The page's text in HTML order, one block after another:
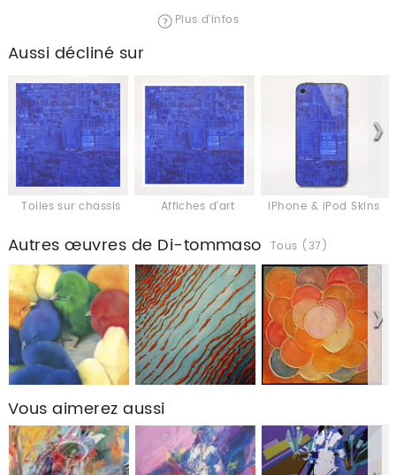
Plus d'infos
Aussi décliné sur
Toiles sur chassis Affiches d'art iPhone & iPod Skins
Autres œuvres de Di-tommaso Tous (37)
Vous aimerez aussi